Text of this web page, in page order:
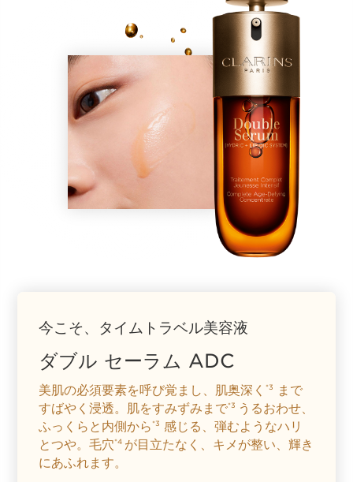
今こそ、タイムトラベル美容液
ダブル セーラム ADC
美肌の必須要素を呼び覚まし、肌奥深く*3
まで
すばやく浸透。肌をすみずみまで*3
うるおわせ、
ふっくらと内側から*3 感じる、弾むようなハリ
とつや。毛穴*4 が目立たなく、キメが整い、輝き
にあふれます。